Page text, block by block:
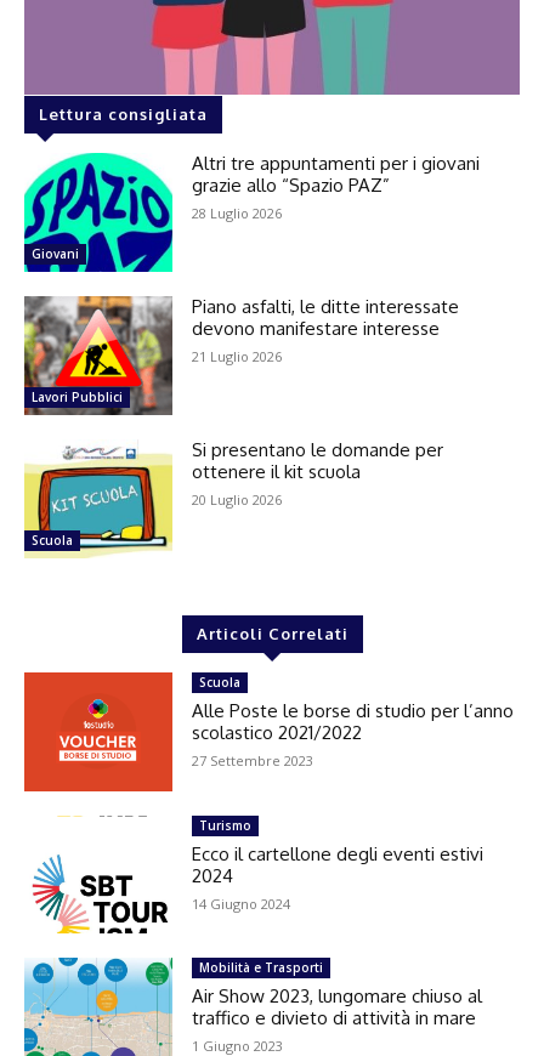
Lettura consigliata
Giovani
Altri tre appuntamenti per i giovani
grazie allo “Spazio PAZ”
28 Luglio 2026
Lavori Pubblici
Piano asfalti, le ditte interessate
devono manifestare interesse
21 Luglio 2026
Scuola
Si presentano le domande per
ottenere il kit scuola
20 Luglio 2026
Articoli Correlati
Scuola
Alle Poste le borse di studio per l’anno
scolastico 2021/2022
27 Settembre 2023
Turismo
Ecco il cartellone degli eventi estivi
2024
14 Giugno 2024
Mobilità e Trasporti
Air Show 2023, lungomare chiuso al
traffico e divieto di attività in mare
1 Giugno 2023